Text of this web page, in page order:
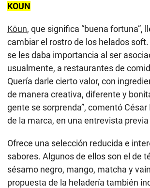
KOUN
Kōun, que significa “buena fortuna”,
cambiar el rostro de los helados soft.
se les daba importancia al ser
usualmente, a restaurantes de
Quería darle cierto valor, con
de manera creativa, diferente y
gente se sorprenda”, comentó César
de la marca, en una entrevista
Ofrece una selección reducida e
sabores. Algunos de ellos son el de
sésamo negro, mango, matcha y
propuesta de la heladería también